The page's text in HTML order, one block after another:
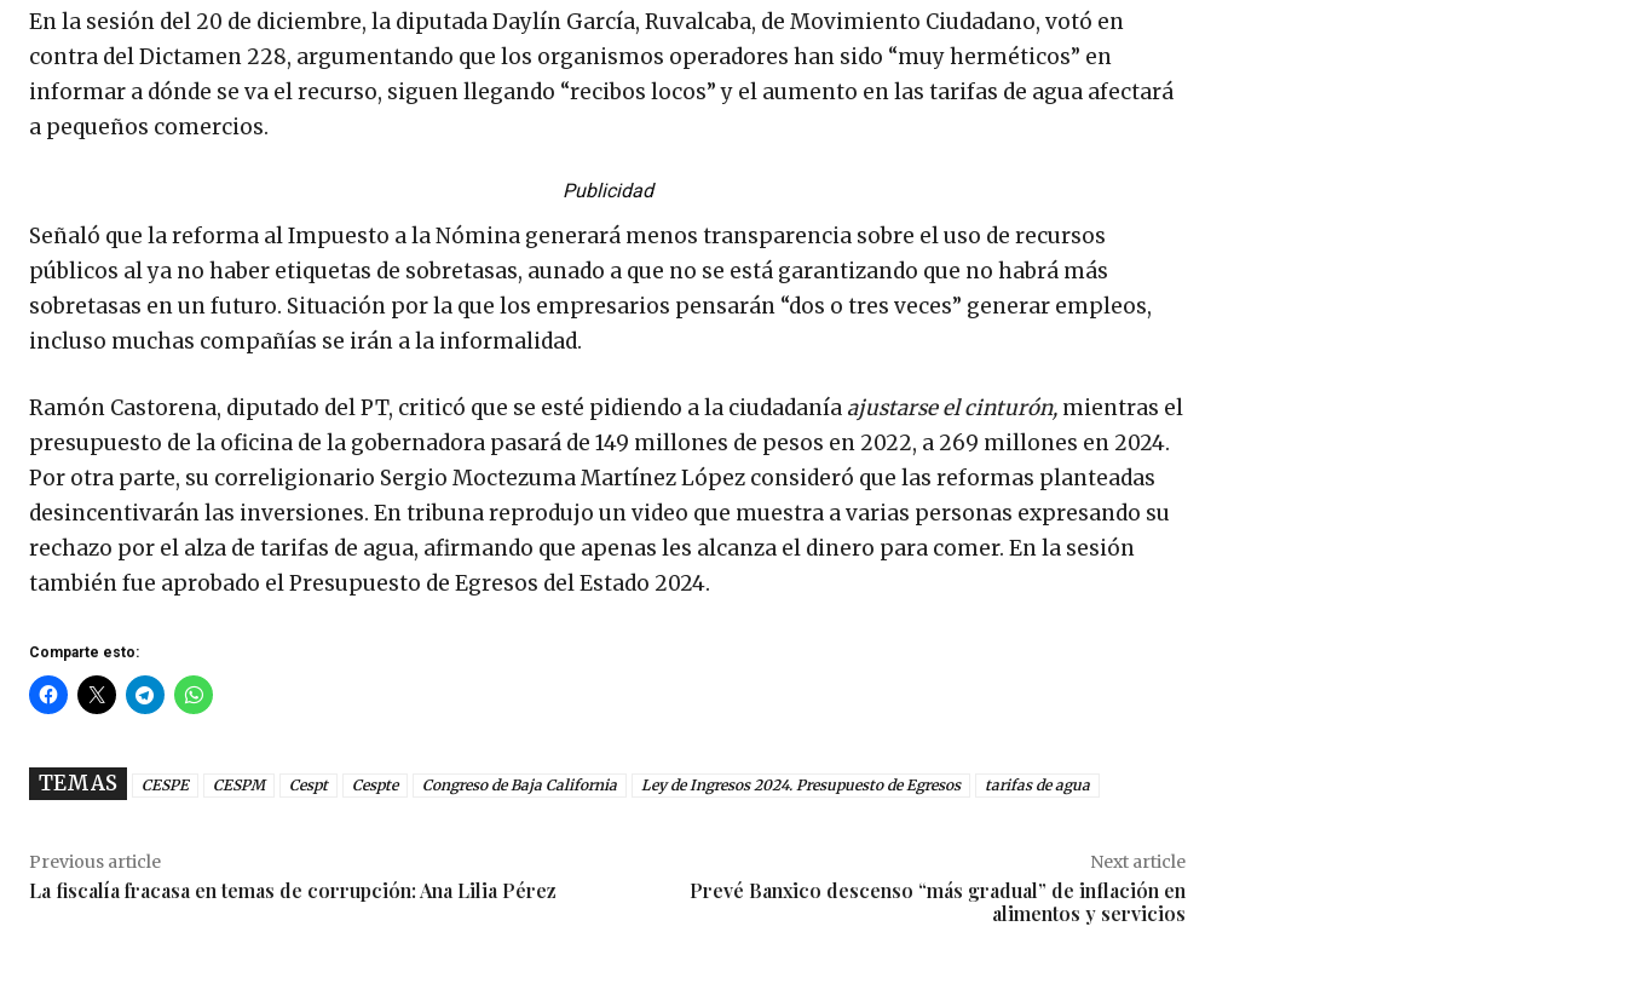
En la sesión del 20 de diciembre, la diputada Daylín García, Ruvalcaba, de Movimiento Ciudadano, votó en
contra del Dictamen 228, argumentando que los organismos operadores han sido “muy herméticos” en
informar a dónde se va el recurso, siguen llegando “recibos locos” y el aumento en las tarifas de agua afectará
a pequeños comercios.
Publicidad
Señaló que la reforma al Impuesto a la Nómina generará menos transparencia sobre el uso de recursos
públicos al ya no haber etiquetas de sobretasas, aunado a que no se está garantizando que no habrá más
sobretasas en un futuro. Situación por la que los empresarios pensarán “dos o tres veces” generar empleos,
incluso muchas compañías se irán a la informalidad.
Ramón Castorena, diputado del PT, criticó que se esté pidiendo a la ciudadanía ajustarse el cinturón, mientras el
presupuesto de la oficina de la gobernadora pasará de 149 millones de pesos en 2022, a 269 millones en 2024.
Por otra parte, su correligionario Sergio Moctezuma Martínez López consideró que las reformas planteadas
desincentivarán las inversiones. En tribuna reprodujo un video que muestra a varias personas expresando su
rechazo por el alza de tarifas de agua, afirmando que apenas les alcanza el dinero para comer. En la sesión
también fue aprobado el Presupuesto de Egresos del Estado 2024.
Comparte esto:
TEMAS CESPE CESPM Cespt Cespte Congreso de Baja California Ley de Ingresos 2024. Presupuesto de Egresos tarifas de agua
Previous article
La fiscalía fracasa en temas de corrupción: Ana Lilia Pérez
Next article
Prevé Banxico descenso “más gradual” de inflación en
alimentos y servicios